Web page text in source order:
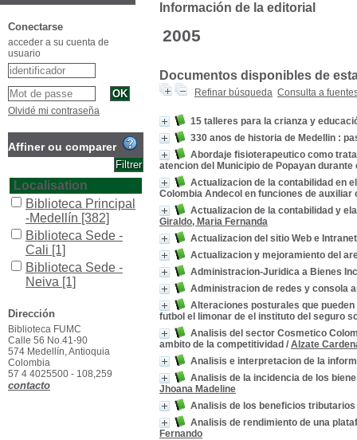
Información de la editorial
2005
Documentos disponibles de
Refinar búsqueda Consulta a
15 talleres para la crianza y
330 anos de historia de Medellin :
Abordaje fisioterapeutico como
atencion del Municipio de Popayan
Actualizacion de la contabilidad en
Colombia Andecol en funciones de auxiliar
Actualizacion de la contabilidad y
Giraldo, Maria Fernanda
Actualizacion del sitio Web e
Actualizacion y mejoramiento del
Administracion-Juridica a Bienes
Administracion de redes y consola
Alteraciones posturales que
futbol el limonar de el instituto del seguro
Analisis del sector Cosmetico
ambito de la competitividad / Alzate
Analisis e interpretacion de la
Analisis de la incidencia de los
Jhoana Madeline
Analisis de los beneficios tributarios
Analisis de rendimiento de una
Fernando
Conectarse
acceder a su cuenta de
usuario
Olvidé mi contraseña
Affiner ou comparer
Localisation
Biblioteca Principal
-Medellín [382]
Biblioteca Sede -
Cali [1]
Biblioteca Sede -
Neiva [1]
Popayán
Section
Colección General
[15]
General
Dirección
Biblioteca FUMC
Calle 56 No.41-90
574 Medellín, Antioquia
Colombia
57 4 4025500 - 108,259
contacto